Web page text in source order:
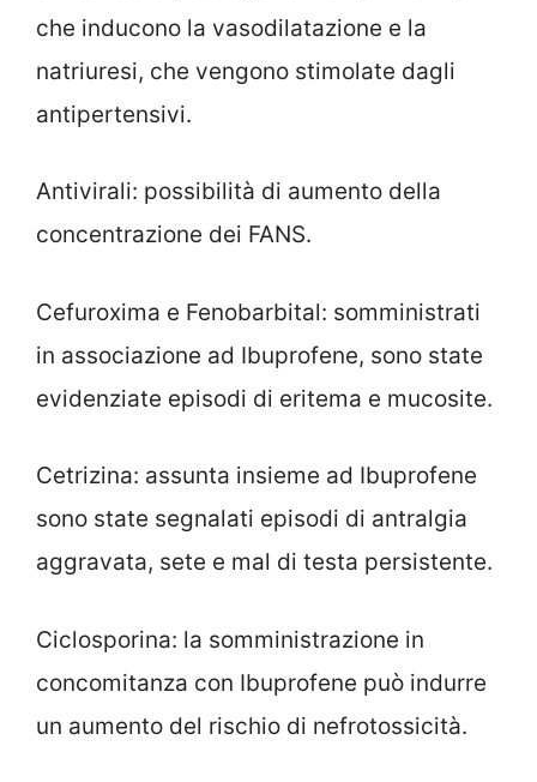
che inducono la vasodilatazione e la
natriuresi, che vengono stimolate dagli
antipertensivi.
Antivirali: possibilità di aumento della
concentrazione dei FANS.
Cefuroxima e Fenobarbital: somministrati
in associazione ad Ibuprofene, sono state
evidenziate episodi di eritema e mucosite.
Cetrizina: assunta insieme ad Ibuprofene
sono state segnalati episodi di antralgia
aggravata, sete e mal di testa persistente.
Ciclosporina: la somministrazione in
concomitanza con Ibuprofene può indurre
un aumento del rischio di nefrotossicità.